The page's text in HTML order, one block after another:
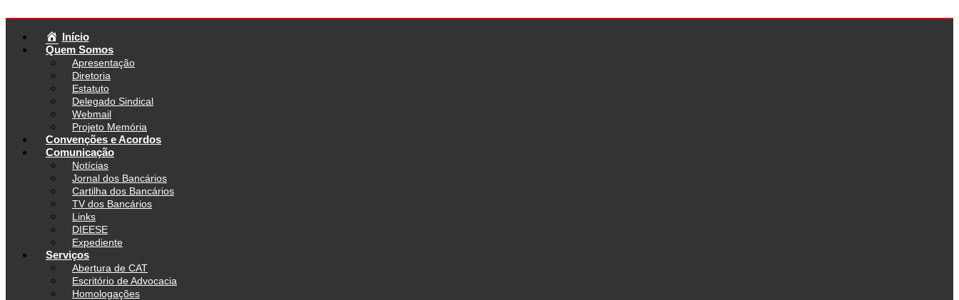
Início
Quem Somos
Apresentação
Diretoria
Estatuto
Delegado Sindical
Webmail
Projeto Memória
Convenções e Acordos
Comunicação
Notícias
Jornal dos Bancários
Cartilha dos Bancários
TV dos Bancários
Links
DIEESE
Expediente
Serviços
Abertura de CAT
Escritório de Advocacia
Homologações